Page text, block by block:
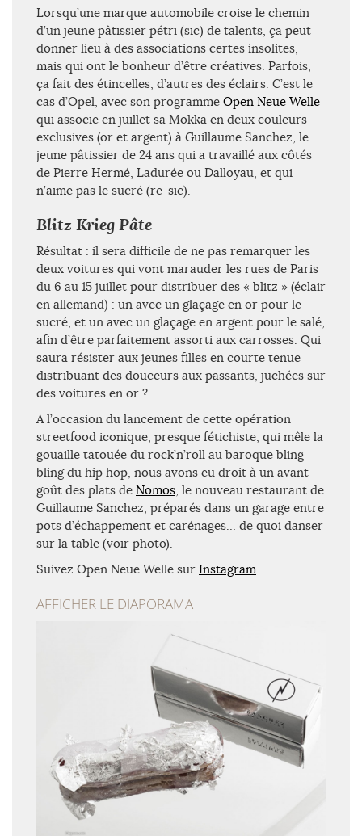
Lorsqu’une marque automobile croise le chemin
d’un jeune pâtissier pétri (sic) de talents, ça peut
donner lieu à des associations certes insolites,
mais qui ont le bonheur d’être créatives. Parfois,
ça fait des étincelles, d’autres des éclairs. C’est le
cas d’Opel, avec son programme Open Neue Welle
qui associe en juillet sa Mokka en deux couleurs
exclusives (or et argent) à Guillaume Sanchez, le
jeune pâtissier de 24 ans qui a travaillé aux côtés
de Pierre Hermé, Ladurée ou Dalloyau, et qui
n’aime pas le sucré (re-sic).
Blitz Krieg Pâte
Résultat : il sera difficile de ne pas remarquer les
deux voitures qui vont marauder les rues de Paris
du 6 au 15 juillet pour distribuer des « blitz » (éclair
en allemand) : un avec un glaçage en or pour le
sucré, et un avec un glaçage en argent pour le salé,
afin d’être parfaitement assorti aux carrosses. Qui
saura résister aux jeunes filles en courte tenue
distribuant des douceurs aux passants, juchées sur
des voitures en or ?
A l’occasion du lancement de cette opération
streetfood iconique, presque fétichiste, qui mêle la
gouaille tatouée du rock’n’roll au baroque bling
bling du hip hop, nous avons eu droit à un avant-
goût des plats de Nomos , le nouveau restaurant de
Guillaume Sanchez, préparés dans un garage entre
pots d’échappement et carénages… de quoi danser
sur la table (voir photo).
Suivez Open Neue Welle sur Instagram
AFFICHER LE DIAPORAMA